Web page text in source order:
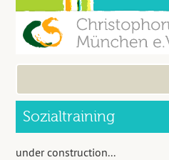
Sozialtraining
under construction...